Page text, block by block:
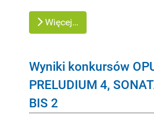
Więcej…
Wyniki konkursów
PRELUDIUM 4,
BIS 2